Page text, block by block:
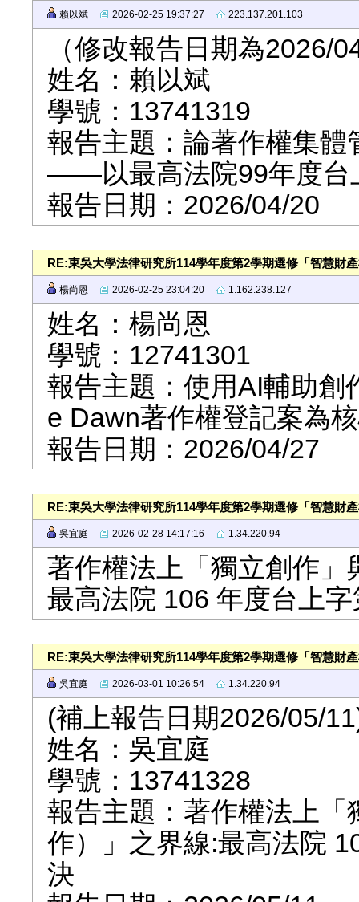
賴以斌 2026-02-25 19:37:27 223.137.201.103
（修改報告日期為2026/
姓名：賴以斌
學號：13741319
報告主題：論著作權集
——以最高法院99年度台
報告日期：2026/04/20
RE:東吳大學法律研究所114學年度第2學期選修「智慧財
楊尚恩 2026-02-25 23:04:20 1.162.238.127
姓名：楊尚恩
學號：12741301
報告主題：使用AI輔助
e Dawn著作權登記案為
報告日期：2026/04/27
RE:東吳大學法律研究所114學年度第2學期選修「智慧財
吳宜庭 2026-02-28 14:17:16 1.34.220.94
著作權法上「獨立創作
最高法院 106 年度台上
RE:東吳大學法律研究所114學年度第2學期選修「智慧財
吳宜庭 2026-03-01 10:26:54 1.34.220.94
(補上報告日期2026/05/
姓名：吳宜庭
學號：13741328
報告主題：著作權法上
作）」之界線:最高法院
決